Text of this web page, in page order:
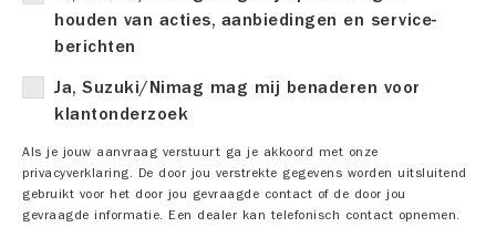
houden van acties, aanbiedingen en service-
berichten
Ja, Suzuki/Nimag mag mij benaderen voor
klantonderzoek
Als je jouw aanvraag verstuurt ga je akkoord met onze
privacyverklaring. De door jou verstrekte gegevens worden uitsluitend
gebruikt voor het door jou gevraagde contact of de door jou
gevraagde informatie. Een dealer kan telefonisch contact opnemen.